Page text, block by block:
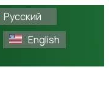
Русский
English